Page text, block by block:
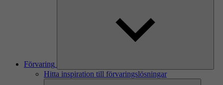
Förvaring
Hitta inspiration till förvaringslösningar